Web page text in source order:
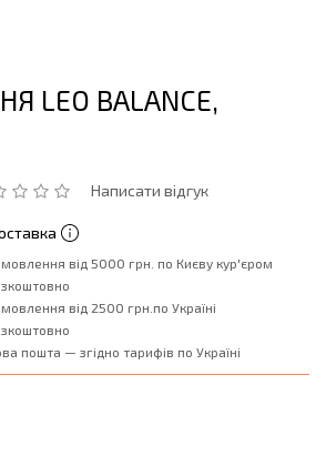
LEO BALANCE,
Написати відгук
від 5000 грн. по Києву кур'єром
від 2500 грн.по Україні
пошта — згідно тарифів по Україні